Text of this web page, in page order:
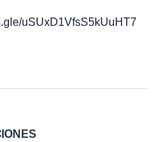
uSUxD1VfsS5kUuHT7